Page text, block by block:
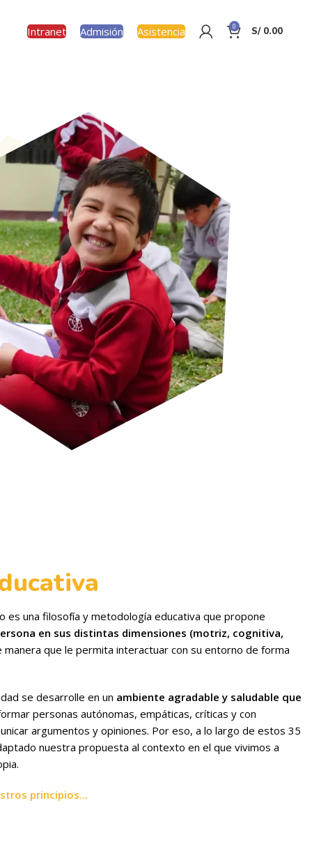
Intranet Admisión Asistencia 0 S/0.00
es una filosofía y metodología educativa que propone
en sus distintas dimensiones (motriz, cognitiva,
que le permita interactuar con su entorno de forma
se desarrolle en un ambiente agradable y saludable que
personas autónomas, empáticas, críticas y con
argumentos y opiniones. Por eso, a lo largo de estos 35
nuestra propuesta al contexto en el que vivimos a
principios…